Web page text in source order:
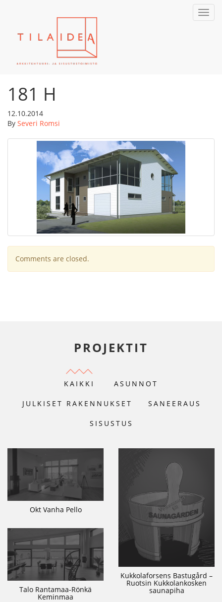
181 H
12.10.2014
By Severi Romsi
Comments are closed.
PROJEKTIT
KAIKKI ASUNNOT
JULKISET RAKENNUKSET SANEERAUS
SISUSTUS
Okt Vanha Pello
Kukkolaforsens Bastugård –
Ruotsin Kukkolankosken
saunapiha
Talo Rantamaa-Rönkä
Keminmaa